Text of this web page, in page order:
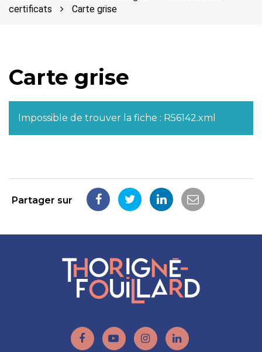
certificats
Carte grise
Carte grise
Impossible de trouver la fiche : R56142.xml
Partager sur
PartagerPartagerPartagerPartager
Lien
Lien
Lien
Lien